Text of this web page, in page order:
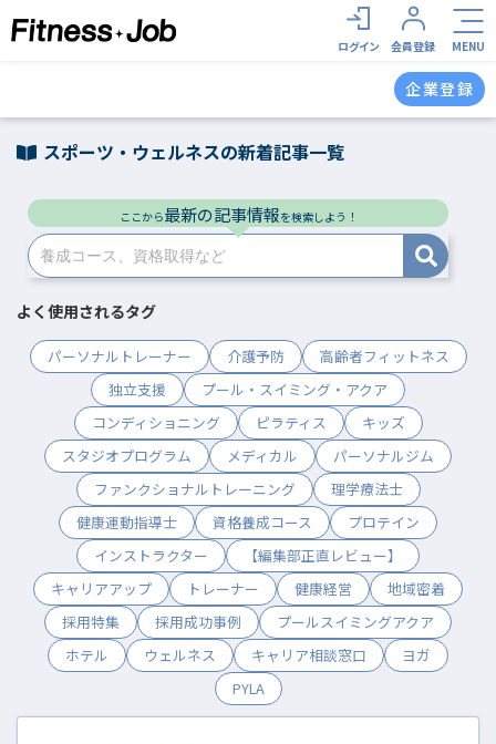
ログイン 会員登録 MENU
企業登録
スポーツ・ウェルネスの新着記事一覧
ここから最新の記事情報を検索しよう！
よく使用されるタグ
パーソナルトレーナー 介護予防
高齢者フィットネス
独立支援
プール・スイミング・アクア
コンディショニング
ピラティス
キッズ
スタジオプログラム
メディカル
パーソナルジム
ファンクショナルトレーニング
理学療法士
健康運動指導士
資格養成コース
プロテイン
インストラクター
【編集部正直レビュー】
キャリアアップ
トレーナー 健康経営
地域密着
採用特集
採用成功事例
プールスイミングアクア
ホテル
ウェルネス キャリア相談窓口
ヨガ
PYLA